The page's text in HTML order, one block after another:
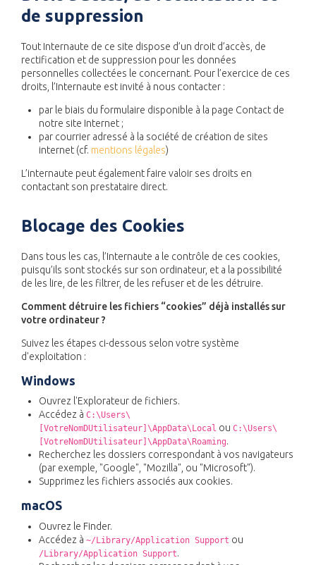
de suppression
Tout Internaute de ce site dispose d’un droit d’accès, de
rectification et de suppression pour les données
personnelles collectées le concernant. Pour l’exercice de ces
droits, l’Internaute est invité à nous contacter :
par le biais du formulaire disponible à la page Contact de
notre site Internet ;
par courrier adressé à la société de création de sites
internet (cf. mentions légales)
L’internaute peut également faire valoir ses droits en
contactant son prestataire direct.
Blocage des Cookies
Dans tous les cas, l’Internaute a le contrôle de ces cookies,
puisqu’ils sont stockés sur son ordinateur, et a la possibilité
de les lire, de les filtrer, de les refuser et de les détruire.
Comment détruire les fichiers “cookies” déjà installés sur
votre ordinateur ?
Suivez les étapes ci-dessous selon votre système
d'exploitation :
Windows
Ouvrez l'Explorateur de fichiers.
Accédez àC:\Users\
[VotreNomDUtilisateur]\AppData\Local ouC:\Users\
[VotreNomDUtilisateur]\AppData\Roaming.
Recherchez les dossiers correspondant à vos navigateurs
(par exemple, "Google", "Mozilla", ou "Microsoft").
Supprimez les fichiers associés aux cookies.
macOS
Ouvrez le Finder.
Accédez à~/Library/Application Support ou
/Library/Application Support.